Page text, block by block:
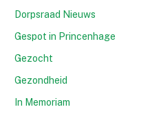
Dorpsraad Nieuws
Gespot in Princenhage
Gezocht
Gezondheid
In Memoriam